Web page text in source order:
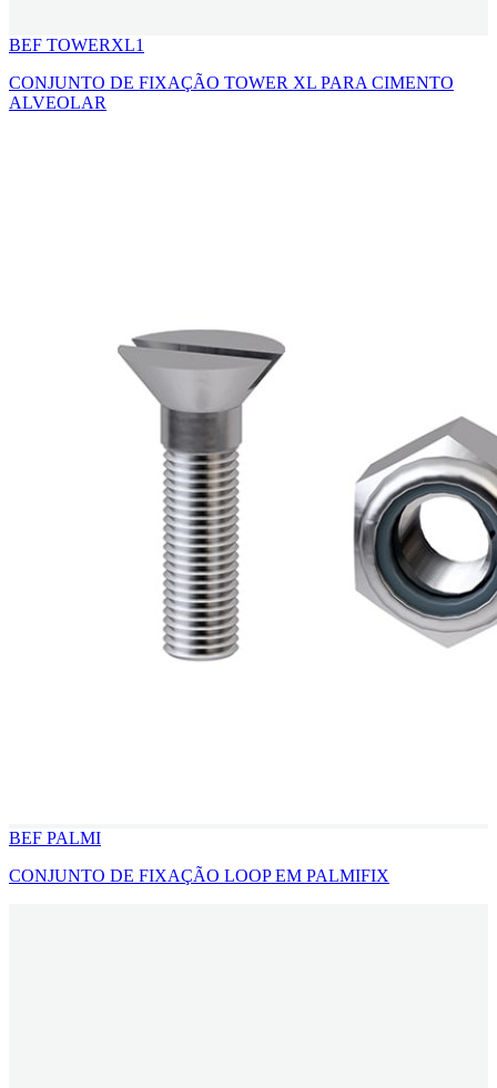
BEF TOWERXL1
CONJUNTO DE FIXAÇÃO TOWER XL PARA CIMENTO
ALVEOLAR
BEF PALMI
CONJUNTO DE FIXAÇÃO LOOP EM PALMIFIX